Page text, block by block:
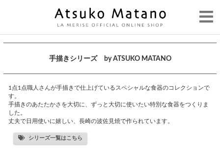
手描きシリーズ by ATSUKO MATANO
1点1点職人さんが手描きで仕上げているスペシャルな食器のコレクションで
す。
手描きのあたたかさを大切に、ずっと大切に使いたい特別な食器をつくりま
した。
丈夫で日用使いに嬉しい、長崎の波佐見焼で作られています。
シリーズ一覧はこちら